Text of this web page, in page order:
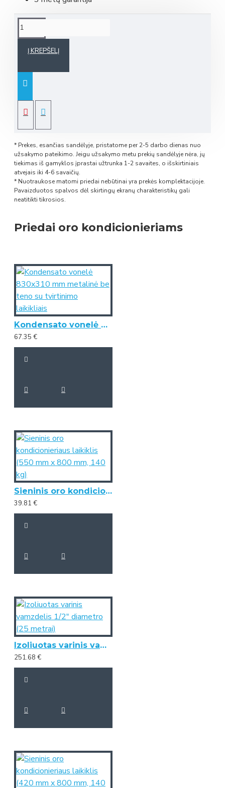
Į KREPŠELĮ
* Prekes, esančias sandėlyje, pristatome per 2-5 darbo dienas nuo
užsakymo pateikimo. Jeigu užsakymo metu prekių sandėlyje nėra, jų
tiekimas iš gamyklos įprastai užtrunka 1-2 savaites, o išskirtiniais
atvejais iki 4-6 savaičių.
* Nuotraukose matomi priedai nebūtinai yra prekės komplektacijoje.
Pavaizduotos spalvos dėl skirtingų ekranų charakteristikų gali
neatitikti tikrosios.
Priedai oro kondicionieriams
Kondensato vonelė 830x310 mm metalinė be teno su tvirtinimo laikikliais
67.35 €
Sieninis oro kondicionieriaus laikiklis (550 mm x 800 mm, 140 kg)
39.81 €
Izoliuotas varinis vamzdelis 1/2" diametro (25 metrai)
251.68 €